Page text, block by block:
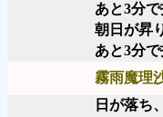
あと3分
朝日が昇
あと3分
霧雨魔理
日が落ち